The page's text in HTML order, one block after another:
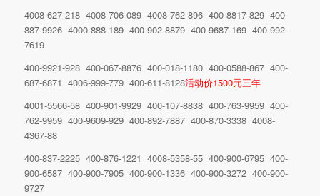
4008-627-218 4008-706-089 4008-762-896 400-8817-829 400-
887-9926 4000-888-189 400-902-8879 400-9687-169 400-992-
7619
400-9921-928 400-067-8876 400-018-1180 400-0588-867 400-
687-6871 4006-999-779 400-611-8128活动价1500元三年
4001-5566-58 400-901-9929 400-107-8838 400-763-9959 400-
762-9959 400-9609-929 400-892-7887 400-870-3338 4008-
4367-88
400-837-2225 400-876-1221 4008-5358-55 400-900-6795 400-
900-6587 400-900-7905 400-900-1336 400-900-3272 400-900-
9727